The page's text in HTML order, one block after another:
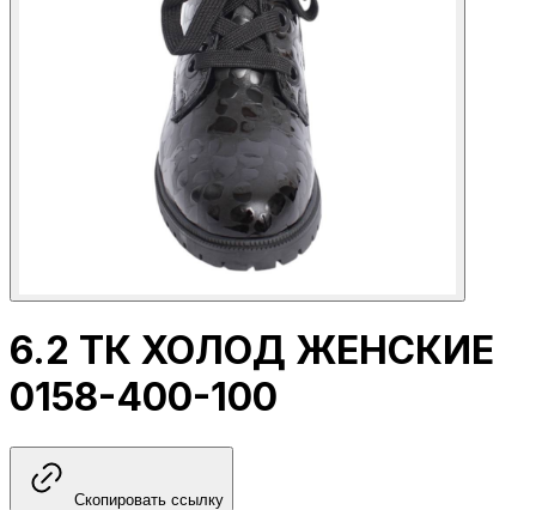
6.2 ТК ХОЛОД ЖЕНСКИЕ
0158-400-100
Скопировать ссылку